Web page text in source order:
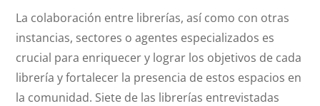
La colaboración entre librerías, así como con otras
instancias, sectores o agentes especializados es
crucial para enriquecer y lograr los objetivos de cada
librería y fortalecer la presencia de estos espacios en
la comunidad. Siete de las librerías entrevistadas